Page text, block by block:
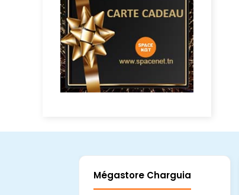
Mégastore Charguia